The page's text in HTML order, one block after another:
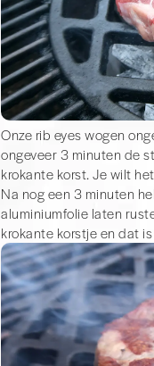
Onze rib eyes wogen
ongeveer 3 minuten de
krokante korst. Je wilt
Na nog een 3 minuten
aluminiumfolie laten
krokante korstje en dat